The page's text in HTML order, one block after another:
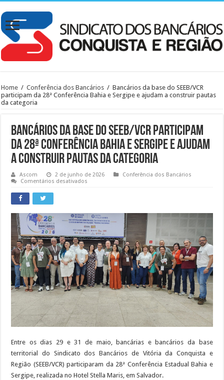
Home / Conferência dos Bancários / Bancários da base do SEEB/VCR
participam da 28ª Conferência Bahia e Sergipe e ajudam a construir pautas
da categoria
Bancários da base do SEEB/VCR participam
da 28ª Conferência Bahia e Sergipe e ajudam
a construir pautas da categoria
Ascom 2 de junho de 2026
Conferência dos Bancários
Comentários desativados
SEEB/VCR
participam
da
28ª
Conferência
Bahia
e
Sergipe
e
ajudam
a
construir
pautas
da
categoria
Entre os dias 29 e 31 de maio, bancárias e bancários da base
territorial do Sindicato dos Bancários de Vitória da Conquista e
Região (SEEB/VCR) participaram da 28ª Conferência Estadual Bahia e
Sergipe, realizada no Hotel Stella Maris, em Salvador.